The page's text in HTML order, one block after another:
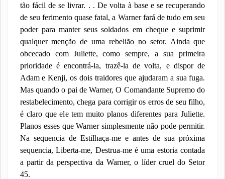
tão fácil de se livrar. . . De volta à base e se recuperando
de seu ferimento quase fatal, a Warner fará de tudo em seu
poder para manter seus soldados em cheque e suprimir
qualquer menção de uma rebelião no setor. Ainda que
obcecado com Juliette, como sempre, a sua primeira
prioridade é encontrá-la, trazê-la de volta, e dispor de
Adam e Kenji, os dois traidores que ajudaram a sua fuga.
Mas quando o pai de Warner, O Comandante Supremo do
restabelecimento, chega para corrigir os erros de seu filho,
é claro que ele tem muito planos diferentes para Juliette.
Planos esses que Warner simplesmente não pode permitir.
Na sequencia de Estilhaça-me e antes de sua próxima
sequencia, Liberta-me, Destrua-me é uma estoria contada
a partir da perspectiva da Warner, o líder cruel do Setor
45.